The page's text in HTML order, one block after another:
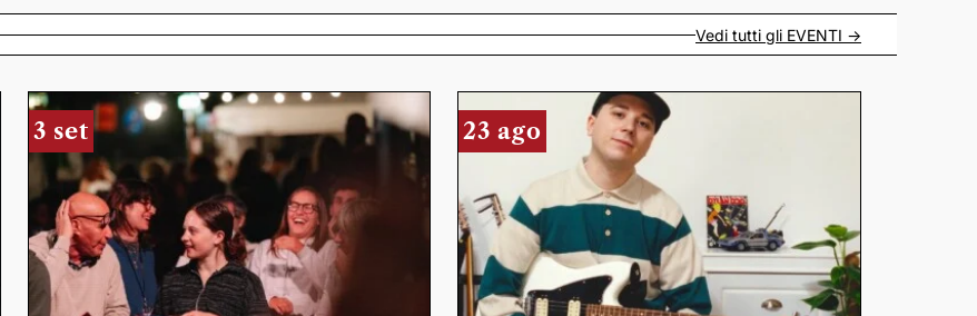
Vedi tutti gli EVENTI ->
3 set 23 ago